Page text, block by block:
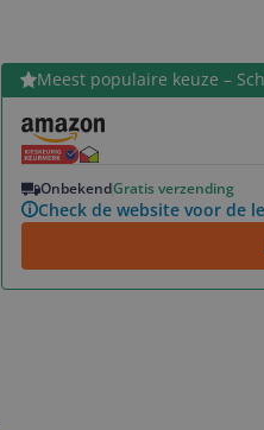
Er zijn geen
Meest populaire keuze –
OnbekendGratis verzending
Check de website voor de
Bekijk product